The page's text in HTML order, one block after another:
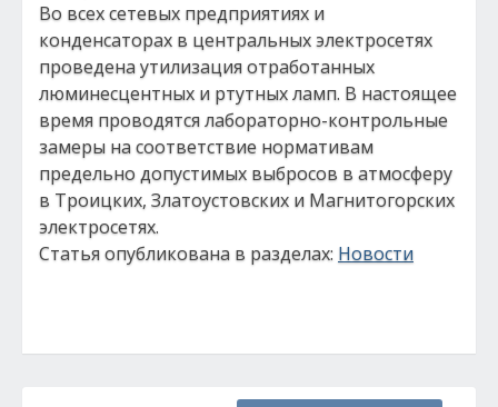
Во всех сетевых предприятиях и
конденсаторах в центральных электросетях
проведена утилизация отработанных
люминесцентных и ртутных ламп. В настоящее
время проводятся лабораторно-контрольные
замеры на соответствие нормативам
предельно допустимых выбросов в атмосферу
в Троицких, Златоустовских и Магнитогорских
электросетях.
Статья опубликована в разделах: Новости